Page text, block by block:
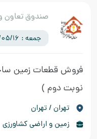
صندوق تعاون
جمعه : 1405/05/16
فروش قطعات زمین
نوبت دوم )
تهران / تهران
زمین و اراضی کشاورزی